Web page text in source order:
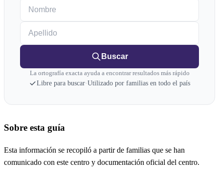
Buscar
La ortografía exacta ayuda a encontrar resultados más rápido
Libre para buscar·Utilizado por familias en todo el país
Sobre esta guía
Esta información se recopiló a partir de familias que se han
comunicado con este centro y documentación oficial del centro.